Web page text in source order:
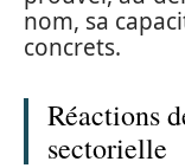
nom, sa
concrets.
Réactions
sectorielle